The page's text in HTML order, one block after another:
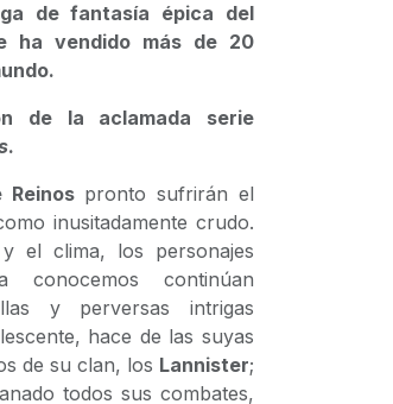
de fantasía épica del
ha vendido más de 20
de la aclamada serie
.
Reinospronto sufrirán el
inusitadamente crudo.
el clima, los personajes
continúan
y perversas intrigas
hace de las suyas
de su clan, los Lannister;
todos sus combates,